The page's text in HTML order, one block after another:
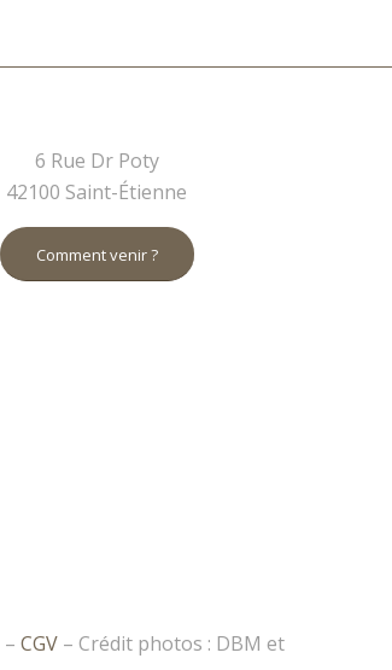
6 Rue Dr Poty
42100 Saint-Étienne
Comment venir ?
– CGV – Crédit photos : DBM et